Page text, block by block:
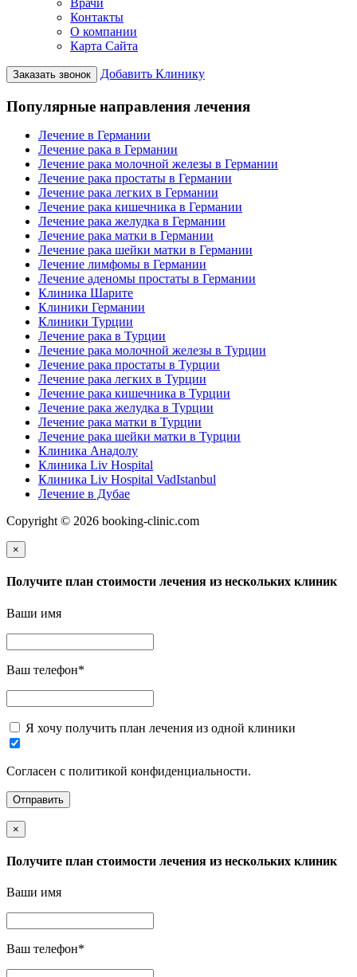
Врачи
Контакты
О компании
Карта Сайта
Заказать звонок Добавить Клинику
Популярные направления лечения
Лечение в Германии
Лечение рака в Германии
Лечение рака молочной железы в Германии
Лечение рака простаты в Германии
Лечение рака легких в Германии
Лечение рака кишечника в Германии
Лечение рака желудка в Германии
Лечение рака матки в Германии
Лечение рака шейки матки в Германии
Лечение лимфомы в Германии
Лечение аденомы простаты в Германии
Клиника Шарите
Клиники Германии
Клиники Турции
Лечение рака в Турции
Лечение рака молочной железы в Турции
Лечение рака простаты в Турции
Лечение рака легких в Турции
Лечение рака кишечника в Турции
Лечение рака желудка в Турции
Лечение рака матки в Турции
Лечение рака шейки матки в Турции
Клиника Анадолу
Клиника Liv Hospital
Клиника Liv Hospital VadIstanbul
Лечение в Дубае
Copyright © 2026 booking-clinic.com
×
Получите план стоимости лечения из нескольких клиник
Ваши имя
Ваш телефон*
Я хочу получить план лечения из одной клиники
Согласен с политикой конфиденциальности.
×
Получите план стоимости лечения из нескольких клиник
Ваши имя
Ваш телефон*